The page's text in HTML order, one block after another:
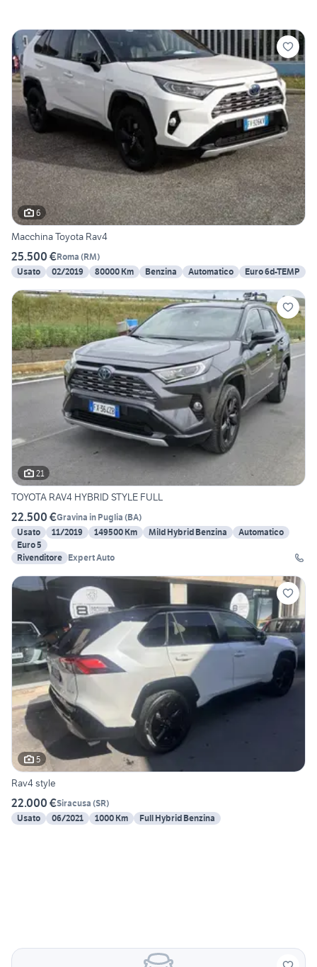
6
Macchina Toyota Rav4
25.500 €Roma (RM)
Usato
02/2019 80000 Km Benzina Automatico Euro 6d-TEMP
21
TOYOTA RAV4 HYBRID STYLE FULL
22.500 €Gravina in Puglia (BA)
Usato
11/2019 149500 Km Mild Hybrid Benzina
Automatico
Euro 5
Rivenditore Expert Auto
5
Rav4 style
22.000 €Siracusa (SR)
Usato
06/2021 1000 Km Full Hybrid Benzina